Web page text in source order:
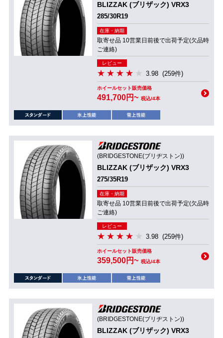
BLIZZAK (ブリザック) VRX3
285/30R19
在庫・納期
取寄せ品 10営業日前後で出荷予定(欠品時
ご連絡)
レビュー
3.98 (259件)
ホイールセット販売価格
491,700円~ 税込/4本
(BRIDGESTONE(ブリヂストン))
BLIZZAK (ブリザック) VRX3
275/35R19
在庫・納期
取寄せ品 10営業日前後で出荷予定(欠品時
ご連絡)
レビュー
3.98 (259件)
ホイールセット販売価格
359,500円~ 税込/4本
(BRIDGESTONE(ブリヂストン))
BLIZZAK (ブリザック) VRX3